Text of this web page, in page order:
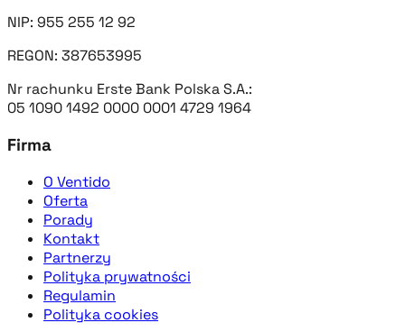
NIP: 955 255 12 92
REGON: 387653995
Nr rachunku Erste Bank Polska S.A.:
05 1090 1492 0000 0001 4729 1964
Firma
O Ventido
Oferta
Porady
Kontakt
Partnerzy
Polityka prywatności
Regulamin
Polityka cookies